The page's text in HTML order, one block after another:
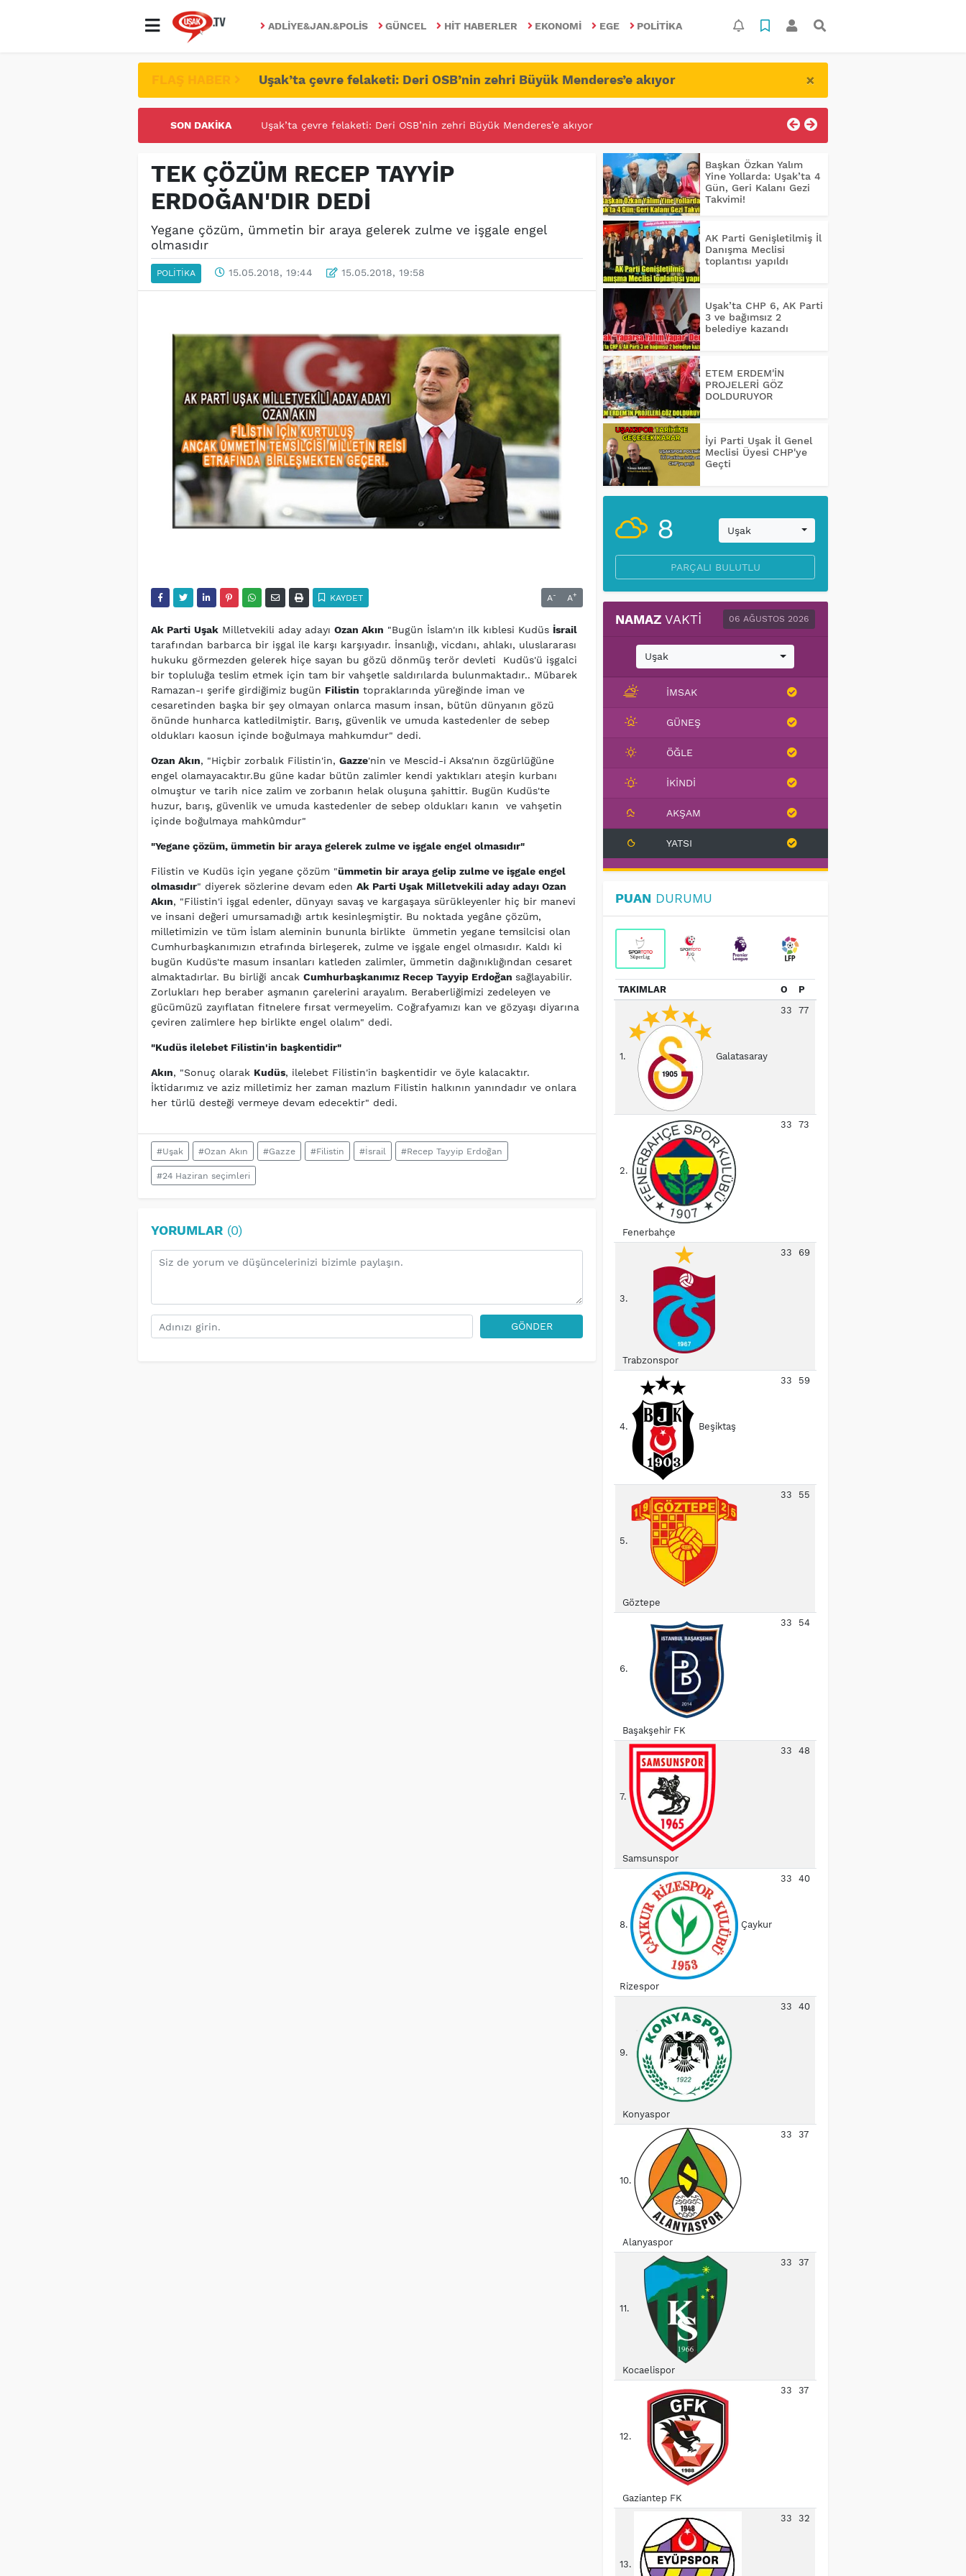
ADLIYE&JAN.&POLIS GÜNCEL HIT HABERLER EKONOMI EGE POLITIKA
FLAŞ HABER Uşak’ta çevre felaketi: Deri OSB’nin zehri Büyük Menderes’e akıyor ×
SON DAKIKA UŞAK ÜNİVERİTESİNDE FETÖ/PDY İLE YALANDAN MÜCADELE!
TEK ÇÖZÜM RECEP TAYYİP
ERDOĞAN'DIR DEDİ
Yegane çözüm, ümmetin bir araya gelerek zulme ve işgale engel
olmasıdır
POLITIKA 15.05.2018, 19:44 15.05.2018, 19:58
KAYDET A- A+
Ak Parti UşakMilletvekili aday adayı Ozan Akın "Bugün İslam'ın ilk kıblesi Kudüs İsrail
tarafından barbarca bir işgal ile karşı karşıyadır. İnsanlığı, vicdanı, ahlakı, uluslararası
hukuku görmezden gelerek hiçe sayan bu gözü dönmüş terör devleti Kudüs'ü işgalci
bir topluluğa teslim etmek için tam bir vahşetle saldırılarda bulunmaktadır.. Mübarek
Ramazan-ı şerife girdiğimiz bugün Filistin topraklarında yüreğinde iman ve
cesaretinden başka bir şey olmayan onlarca masum insan, bütün dünyanın gözü
önünde hunharca katledilmiştir. Barış, güvenlik ve umuda kastedenler de sebep
oldukları kaosun içinde boğulmaya mahkumdur" dedi.
Ozan Akın, "Hiçbir zorbalık Filistin'in, Gazze'nin ve Mescid-i Aksa'nın özgürlüğüne
engel olamayacaktır.Bu güne kadar bütün zalimler kendi yaktıkları ateşin kurbanı
olmuştur ve tarih nice zalim ve zorbanın helak oluşuna şahittir. Bugün Kudüs'te
huzur, barış, güvenlik ve umuda kastedenler de sebep oldukları kanın ve vahşetin
içinde boğulmaya mahkûmdur"
"Yegane çözüm, ümmetin bir araya gelerek zulme ve işgale engel olmasıdır"
Filistin ve Kudüs için yegane çözüm "ümmetin bir araya gelip zulme ve işgale engel
olmasıdır" diyerek sözlerine devam eden Ak Parti Uşak Milletvekili aday adayı Ozan
Akın, "Filistin'i işgal edenler, dünyayı savaş ve kargaşaya sürükleyenler hiç bir manevi
ve insani değeri umursamadığı artık kesinleşmiştir. Bu noktada yegâne çözüm,
milletimizin ve tüm İslam aleminin bununla birlikte ümmetin yegane temsilcisi olan
Cumhurbaşkanımızın etrafında birleşerek, zulme ve işgale engel olmasıdır. Kaldı ki
bugün Kudüs'te masum insanları katleden zalimler, ümmetin dağınıklığından cesaret
almaktadırlar. Bu birliği ancak Cumhurbaşkanımız Recep Tayyip Erdoğan sağlayabilir.
Zorlukları hep beraber aşmanın çarelerini arayalım. Beraberliğimizi zedeleyen ve
gücümüzü zayıflatan fitnelere fırsat vermeyelim. Coğrafyamızı kan ve gözyaşı diyarına
çeviren zalimlere hep birlikte engel olalım" dedi.
"Kudüs ilelebet Filistin'in başkentidir"
Akın, "Sonuç olarak Kudüs, ilelebet Filistin'in başkentidir ve öyle kalacaktır.
İktidarımız ve aziz milletimiz her zaman mazlum Filistin halkının yanındadır ve onlara
her türlü desteği vermeye devam edecektir" dedi.
#Uşak #Ozan Akın #Gazze #Filistin #İsrail #Recep Tayyip Erdoğan
#24 Haziran seçimleri
YORUMLAR(0)
GÖNDER
Başkan Özkan Yalım
Yine Yollarda: Uşak’ta 4
Gün, Geri Kalanı Gezi
Takvimi!
AK Parti Genişletilmiş İl
Danışma Meclisi
toplantısı yapıldı
Uşak’ta CHP 6, AK Parti
3 ve bağımsız 2
belediye kazandı
ETEM ERDEM'İN
PROJELERİ GÖZ
DOLDURUYOR
İyi Parti Uşak İl Genel
Meclisi Üyesi CHP'ye
Geçti
8 Uşak
PARÇALI BULUTLU
NAMAZ VAKTI 06 AĞUSTOS 2026
Uşak
İMSAK
GÜNEŞ
ÖĞLE
İKINDI
AKŞAM
YATSI
PUAN DURUMU
TAKIMLAR O P
1. Galatasaray
33 77
2.
Fenerbahçe
33 73
3.
Trabzonspor
33 69
4. Beşiktaş
33 59
5.
Göztepe
33 55
6.
Başakşehir FK
33 54
7.
Samsunspor
33 48
8. Çaykur
Rizespor
33 40
9.
Konyaspor
33 40
10.
Alanyaspor
33 37
11.
Kocaelispor
33 37
12.
Gaziantep FK
33 37
13.
33 32